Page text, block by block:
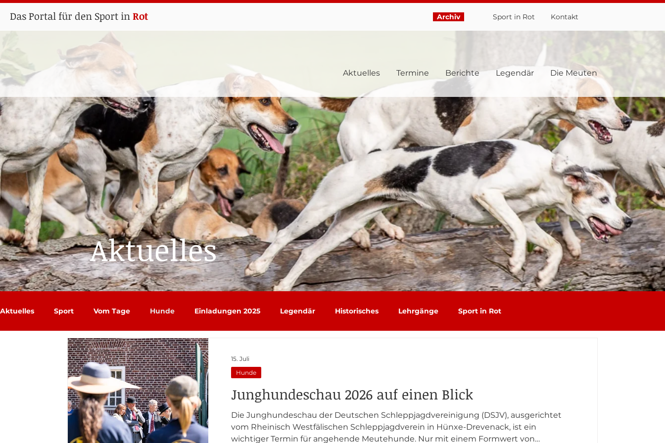
Das Portal für den Sport inRot Archiv Sport in Rot Kontakt
Aktuelles Termine Berichte Legendär Die Meuten
Aktuelles
Aktuelles Sport Vom Tage Hunde Einladungen 2025 Legendär Historisches Lehrgänge Sport in Rot
Einladungen 2026
Junghundeschau 2026 auf einen Blick
Die Junghundeschau der Deutschen Schleppjagdvereinigung (DSJV), ausgerichtet
vom Rheinisch Westfälischen Schleppjagdverein in Hünxe-Drevenack, ist ein
wichtiger Termin für angehende Meutehunde. Nur mit einem Formwert von
Hunde
15. Juli